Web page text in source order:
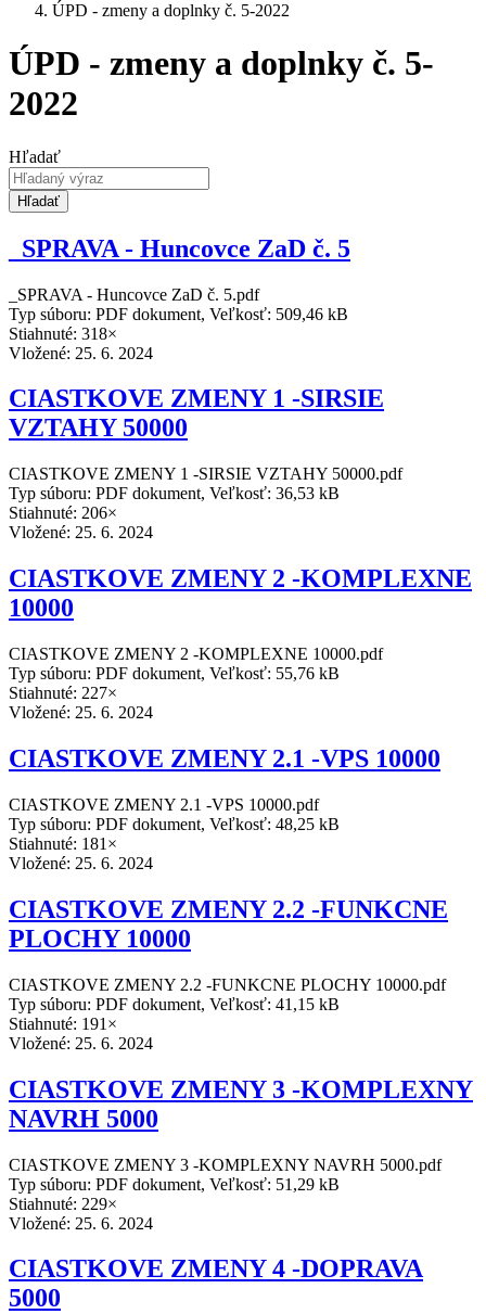
ÚPD - zmeny a doplnky č. 5-2022
ÚPD - zmeny a doplnky č. 5-
2022
Hľadať
Hľadať
_SPRAVA - Huncovce ZaD č. 5
_SPRAVA - Huncovce ZaD č. 5.pdf
Typ súboru: PDF dokument, Veľkosť: 509,46 kB
Stiahnuté: 318×
Vložené: 25. 6. 2024
CIASTKOVE ZMENY 1 -SIRSIE
VZTAHY 50000
CIASTKOVE ZMENY 1 -SIRSIE VZTAHY 50000.pdf
Typ súboru: PDF dokument, Veľkosť: 36,53 kB
Stiahnuté: 206×
Vložené: 25. 6. 2024
CIASTKOVE ZMENY 2 -KOMPLEXNE
10000
CIASTKOVE ZMENY 2 -KOMPLEXNE 10000.pdf
Typ súboru: PDF dokument, Veľkosť: 55,76 kB
Stiahnuté: 227×
Vložené: 25. 6. 2024
CIASTKOVE ZMENY 2.1 -VPS 10000
CIASTKOVE ZMENY 2.1 -VPS 10000.pdf
Typ súboru: PDF dokument, Veľkosť: 48,25 kB
Stiahnuté: 181×
Vložené: 25. 6. 2024
CIASTKOVE ZMENY 2.2 -FUNKCNE
PLOCHY 10000
CIASTKOVE ZMENY 2.2 -FUNKCNE PLOCHY 10000.pdf
Typ súboru: PDF dokument, Veľkosť: 41,15 kB
Stiahnuté: 191×
Vložené: 25. 6. 2024
CIASTKOVE ZMENY 3 -KOMPLEXNY
NAVRH 5000
CIASTKOVE ZMENY 3 -KOMPLEXNY NAVRH 5000.pdf
Typ súboru: PDF dokument, Veľkosť: 51,29 kB
Stiahnuté: 229×
Vložené: 25. 6. 2024
CIASTKOVE ZMENY 4 -DOPRAVA
5000